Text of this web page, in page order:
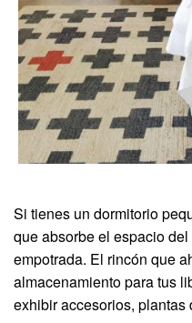
Si tienes un dormitorio
que absorbe el espacio
empotrada. El rincón que
almacenamiento para tus
exhibir accesorios, plantas